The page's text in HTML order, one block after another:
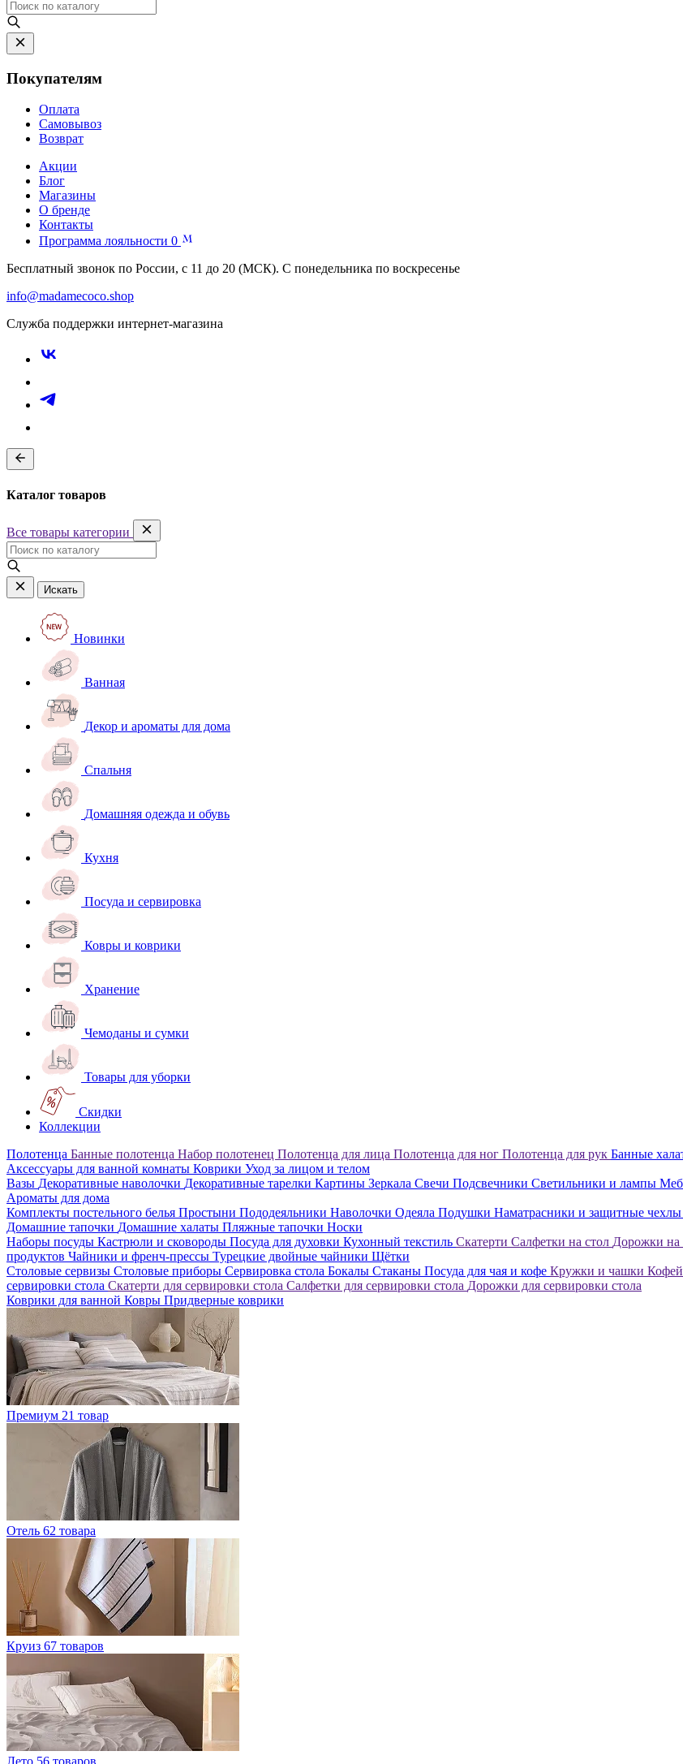
Покупателям
Оплата
Самовывоз
Возврат
Акции
Блог
Магазины
О бренде
Контакты
Программа лояльности 0
Бесплатный звонок по России, с 11 до 20 (МСК). С понедельника по воскресенье
info@madamecoco.shop
Служба поддержки интернет-магазина
Каталог товаров
Все товары категории
Искать
Новинки
Ванная
Декор и ароматы для дома
Спальня
Домашняя одежда и обувь
Кухня
Посуда и сервировка
Ковры и коврики
Хранение
Чемоданы и сумки
Товары для уборки
Скидки
Коллекции
Полотенца Банные полотенца Набор полотенец Полотенца для лица Полотенца для ног Полотенца для рук Банные
Аксессуары для ванной комнаты Коврики Уход за лицом и телом
Вазы Декоративные наволочки Декоративные тарелки Картины Зеркала Свечи Подсвечники Светильники и лампы
Ароматы для дома
Комплекты постельного белья Простыни Пододеяльники Наволочки Одеяла Подушки Наматрасники и защитные чехлы
Домашние тапочки Домашние халаты Пляжные тапочки Носки
Наборы посуды Кастрюли и сковороды Посуда для духовки Кухонный текстиль Скатерти Салфетки на стол Дорожки на
продуктов Чайники и френч-прессы Турецкие двойные чайники Щётки
Столовые сервизы Столовые приборы Сервировка стола Бокалы Стаканы Посуда для чая и кофе Кружки и чашки
сервировки стола Скатерти для сервировки стола Салфетки для сервировки стола Дорожки для сервировки стола
Коврики для ванной Ковры Придверные коврики
Премиум 21 товар
Отель 62 товара
Круиз 67 товаров
Лето 56 товаров